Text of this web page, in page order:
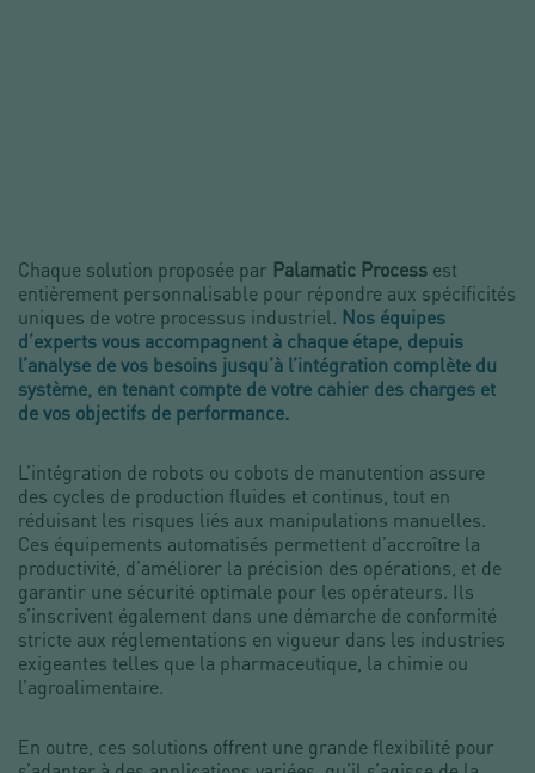
Chaque solution proposée par Palamatic Process est
entièrement personnalisable pour répondre aux spécificités
uniques de votre processus industriel. Nos équipes
d’experts vous accompagnent à chaque étape, depuis
l’analyse de vos besoins jusqu’à l’intégration complète du
système, en tenant compte de votre cahier des charges et
de vos objectifs de performance.
L’intégration de robots ou cobots de manutention assure
des cycles de production fluides et continus, tout en
réduisant les risques liés aux manipulations manuelles.
Ces équipements automatisés permettent d’accroître la
productivité, d’améliorer la précision des opérations, et de
garantir une sécurité optimale pour les opérateurs. Ils
s’inscrivent également dans une démarche de conformité
stricte aux réglementations en vigueur dans les industries
exigeantes telles que la pharmaceutique, la chimie ou
l’agroalimentaire.
En outre, ces solutions offrent une grande flexibilité pour